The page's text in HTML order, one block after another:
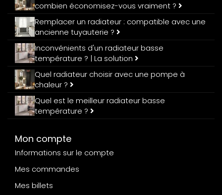
combien économisez-vous vraiment ?
Remplacer un radiateur : compatible avec une
ancienne tuyauterie ?
Inconvénients d'un radiateur basse
température ? | La solution
Quel radiateur choisir avec une pompe à
chaleur ?
Quel est le meilleur radiateur basse
température ?
Mon compte
Informations sur le compte
Mes commandes
Mes billets